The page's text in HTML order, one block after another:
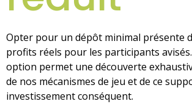
Opter pour un dépôt minimal présente
profits réels pour les participants
option permet une découverte
de nos mécanismes de jeu et de ce
investissement conséquent.